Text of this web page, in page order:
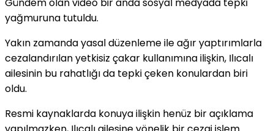
yağmuruna tutuldu.
Yakın zamanda yasal düzenleme ile ağır yaptırımlarla
cezalandırılan yetkisiz çakar kullanımına ilişkin, Ilıcalı
ailesinin bu rahatlığı da tepki çeken konulardan biri
oldu.
Resmi kaynaklarda konuya ilişkin henüz bir açıklama